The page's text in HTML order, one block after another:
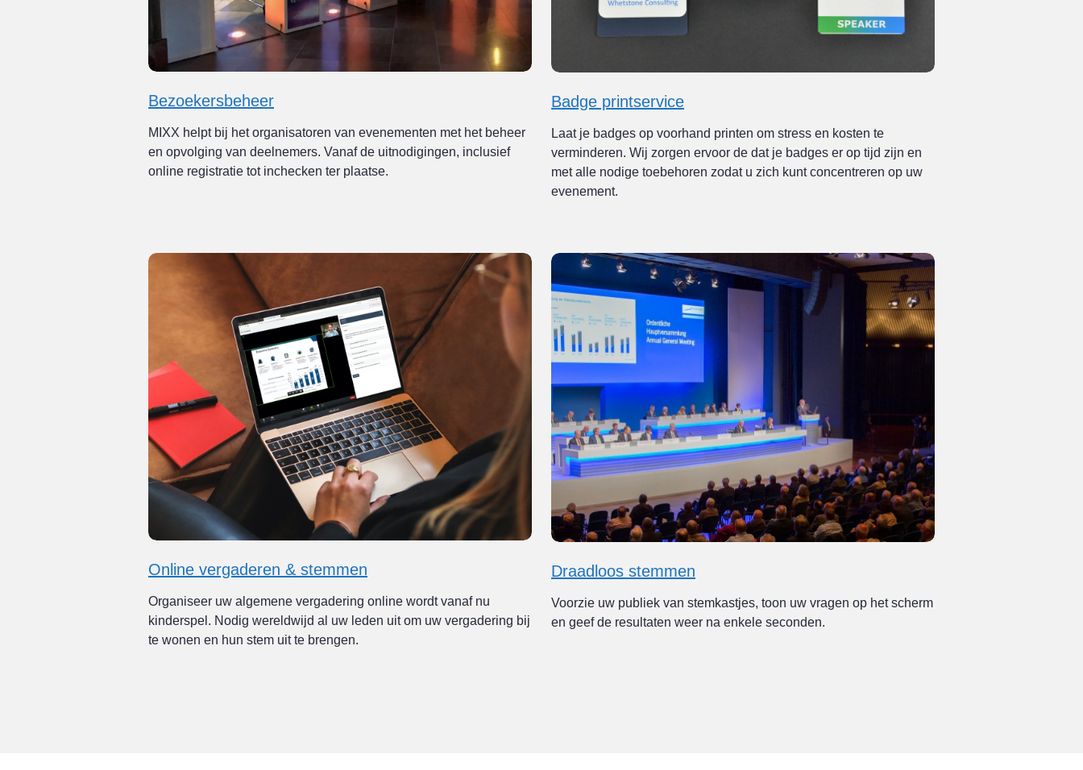
Bezoekersbeheer
MIXX helpt bij het organisatoren van evenementen met het beheer
en opvolging van deelnemers. Vanaf de uitnodigingen, inclusief
online registratie tot inchecken ter plaatse.
Badge printservice
Laat je badges op voorhand printen om stress en kosten te
verminderen. Wij zorgen ervoor de dat je badges er op tijd zijn en
met alle nodige toebehoren zodat u zich kunt concentreren op uw
evenement.
Online vergaderen & stemmen
Organiseer uw algemene vergadering online wordt vanaf nu
kinderspel. Nodig wereldwijd al uw leden uit om uw vergadering bij
te wonen en hun stem uit te brengen.
Draadloos stemmen
Voorzie uw publiek van stemkastjes, toon uw vragen op het scherm
en geef de resultaten weer na enkele seconden.